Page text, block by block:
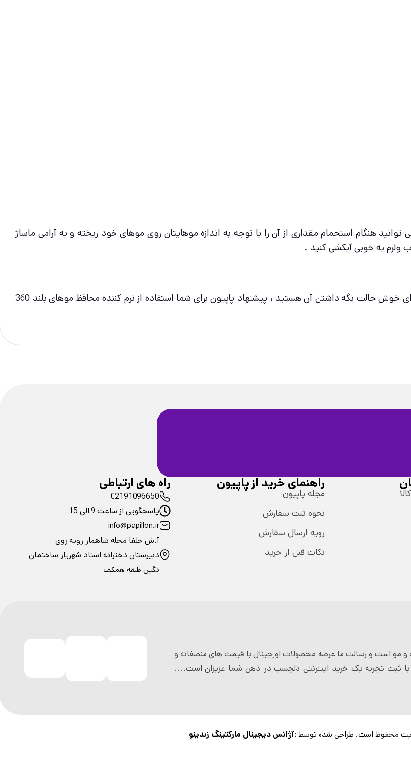
هنگام استحمام مقداری از آن را با توجه به اندازه موهایتان روی موهای خود ریخته و به آرامی ماساژ
ولرم به خوبی آبکشی کنید .
اگر شما هم دارای موهای بلند هستید و همیشه به دنبال راهی برای خوش حالت نگه داشتن آن هستید ، پیشنهاد پاپیون برای شما استفاده از نرم کننده محافظ موهای بلند 360
راهنمای خرید از پاپیون
مجله پاپیون
نحوه ثبت سفارش
رویه ارسال سفارش
نکات قبل از خرید
راه های ارتباطی
02191096650
پاسخگویی از ساعت 9 الی 15
info@papillon.ir
آ.ش جلفا محله شاهمار روبه روی
دبیرستان دخترانه استاد شهریار ساختمان
نگین طبقه همکف
مو است و رسالت ما عرضه محصولات اورجینال با قیمت های منصفانه و
با ثبت تجربه یک خرید اینترنتی دلچسب در ذهن شما عزیزان است....
محفوظ است. طراحی شده توسط :آژانس دیجیتال مارکتینگ زندینو